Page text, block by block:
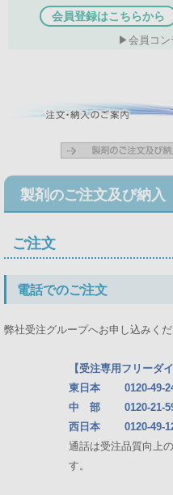
会員登録はこちらから
会員コン
製剤のご注文及び納入
ご注文
電話でのご注文
弊社受注グループへお申し込みくだ
【受注専用フリーダイ
東日本 0120-49-
中 部 0120-21-
西日本 0120-49-
通話は受注品質向上
す。